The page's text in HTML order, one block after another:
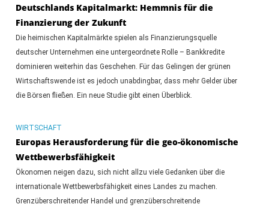
Deutschlands Kapitalmarkt: Hemmnis für die
Finanzierung der Zukunft
Die heimischen Kapitalmärkte spielen als Finanzierungsquelle
deutscher Unternehmen eine untergeordnete Rolle – Bankkredite
dominieren weiterhin das Geschehen. Für das Gelingen der grünen
Wirtschaftswende ist es jedoch unabdingbar, dass mehr Gelder über
die Börsen fließen. Ein neue Studie gibt einen Überblick.
WIRTSCHAFT
Europas Herausforderung für die geo-ökonomische
Wettbewerbsfähigkeit
Ökonomen neigen dazu, sich nicht allzu viele Gedanken über die
internationale Wettbewerbsfähigkeit eines Landes zu machen.
Grenzüberschreitender Handel und grenzüberschreitende